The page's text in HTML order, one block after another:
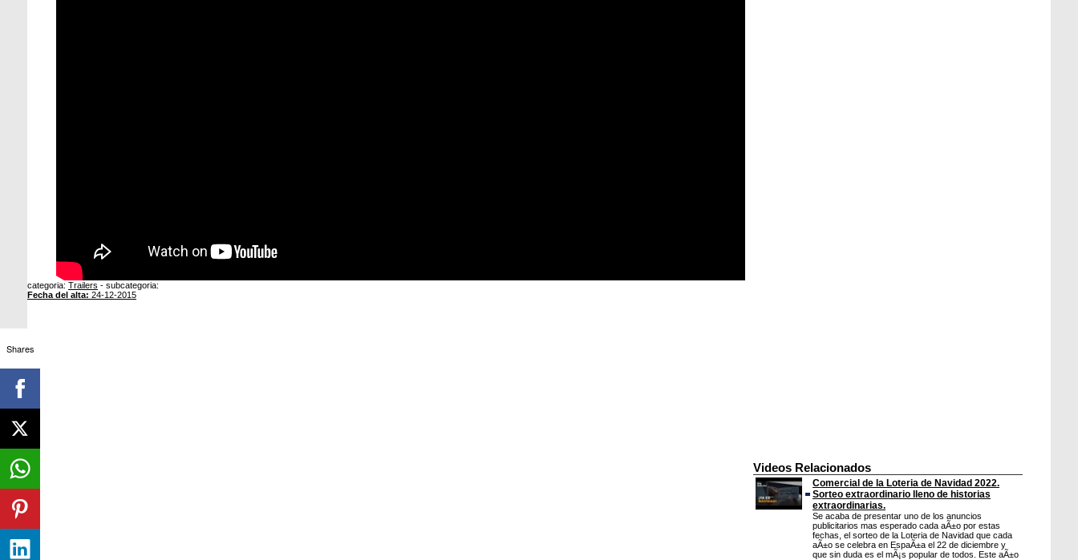
categoria: Trailers - subcategoria:
Fecha del alta: 24-12-2015
Videos Relacionados
Comercial de la Loteria de Navidad 2022.
Sorteo extraordinario lleno de historias
extraordinarias.
Se acaba de presentar uno de los anuncios
publicitarios mas esperado cada aÃ±o por estas
fechas, el sorteo de la Loteria de Navidad que cada
aÃ±o se celebra en EspaÃ±a el 22 de diciembre y
que sin duda es el mÃ¡s popular de todos. Este aÃ±o
Shares